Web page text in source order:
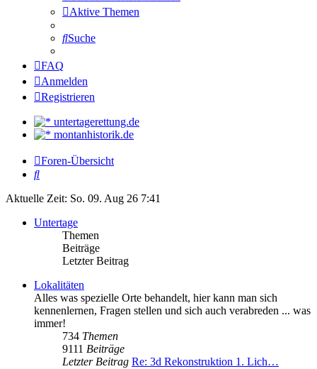
Aktive Themen
Suche
FAQ
Anmelden
Registrieren
untertagerettung.de
montanhistorik.de
Foren-Übersicht
Suche
Aktuelle Zeit: So. 09. Aug 26 7:41
Untertage
Themen
Beiträge
Letzter Beitrag
Lokalitäten
Alles was spezielle Orte behandelt, hier kann man sich
kennenlernen, Fragen stellen und sich auch verabreden ... was
immer!
734 Themen
9111 Beiträge
Letzter Beitrag Re: 3d Rekonstruktion 1. Lich…